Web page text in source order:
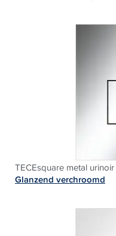
TECEsquare metal
Glanzend verchroomd